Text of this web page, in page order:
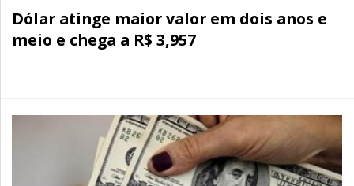
Dólar atinge maior valor em dois anos e
meio e chega a R$ 3,957